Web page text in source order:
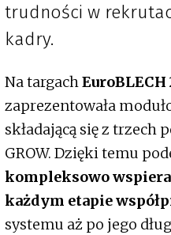
trudności w
kadry.
Na targachEuroBLECH
zaprezentowała
składającą się z trzech
GROW. Dzięki temu
kompleksowo
każdym etapie
systemu aż po jego